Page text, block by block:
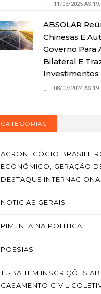
11/03/2025 ÁS
ABSOLAR
Chinesas E
Governo Para
Bilateral E
Investimentos
08/07/2024 ÁS
CATEGORIAS
AGRONEGÓCIO
ECONÔMICO, GERAÇÃO
DESTAQUE
NOTICIAS GERAIS
PIMENTA NA POLÍTICA
POESIAS
TJ-BA TEM INSCRIÇÕES
CASAMENTO CIVIL